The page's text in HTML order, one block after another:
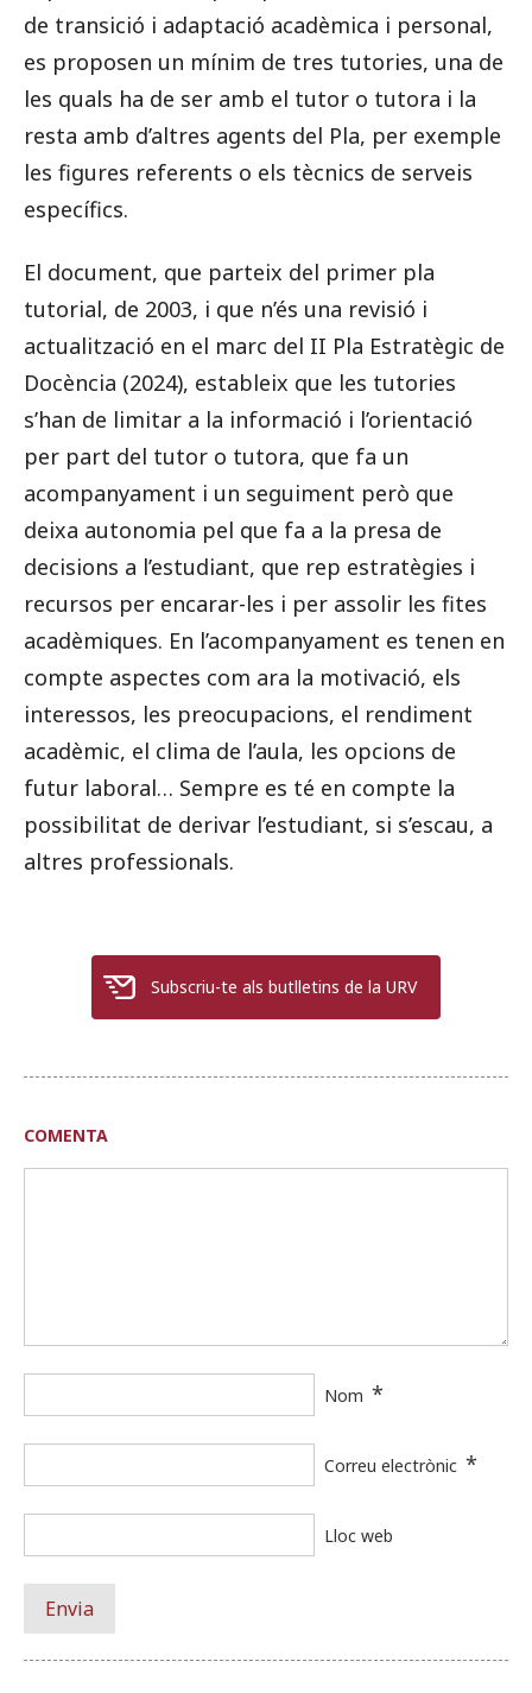
de transició i adaptació acadèmica i personal,
es proposen un mínim de tres tutories, una de
les quals ha de ser amb el tutor o tutora i la
resta amb d’altres agents del Pla, per exemple
les figures referents o els tècnics de serveis
específics.
El document, que parteix del primer pla
tutorial, de 2003, i que n’és una revisió i
actualització en el marc del II Pla Estratègic de
Docència (2024), estableix que les tutories
s’han de limitar a la informació i l’orientació
per part del tutor o tutora, que fa un
acompanyament i un seguiment però que
deixa autonomia pel que fa a la presa de
decisions a l’estudiant, que rep estratègies i
recursos per encarar-les i per assolir les fites
acadèmiques. En l’acompanyament es tenen en
compte aspectes com ara la motivació, els
interessos, les preocupacions, el rendiment
acadèmic, el clima de l’aula, les opcions de
futur laboral… Sempre es té en compte la
possibilitat de derivar l’estudiant, si s’escau, a
altres professionals.
Subscriu-te als butlletins de la URV
COMENTA
Nom *
Correu electrònic *
Lloc web